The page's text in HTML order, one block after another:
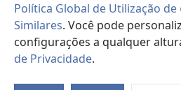
Política Global de Utilização de
Similares. Você pode
configurações a qualquer
de Privacidade.
Copyright © 2026 Watch Tower Bible and
TERMOS DE UTILIZAÇÃO